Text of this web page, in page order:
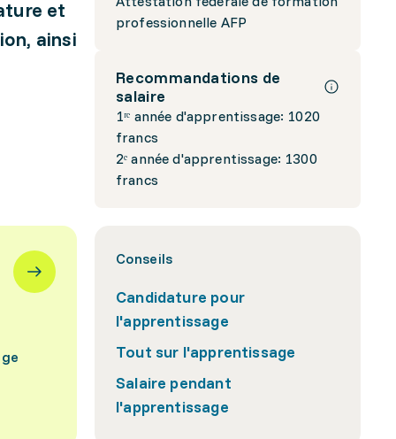
professionnelle AFP
Recommandations de
salaire
1ʳᵉ année d'apprentissage: 1020
francs
2ᵉ année d'apprentissage: 1300
francs
et
ainsi
Conseils
Candidature pour
l'apprentissage
Tout sur l'apprentissage
Salaire pendant
l'apprentissage